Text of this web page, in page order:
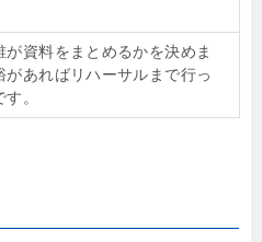
が資料をまとめるかを決めま
があればリハーサルまで行っ
。